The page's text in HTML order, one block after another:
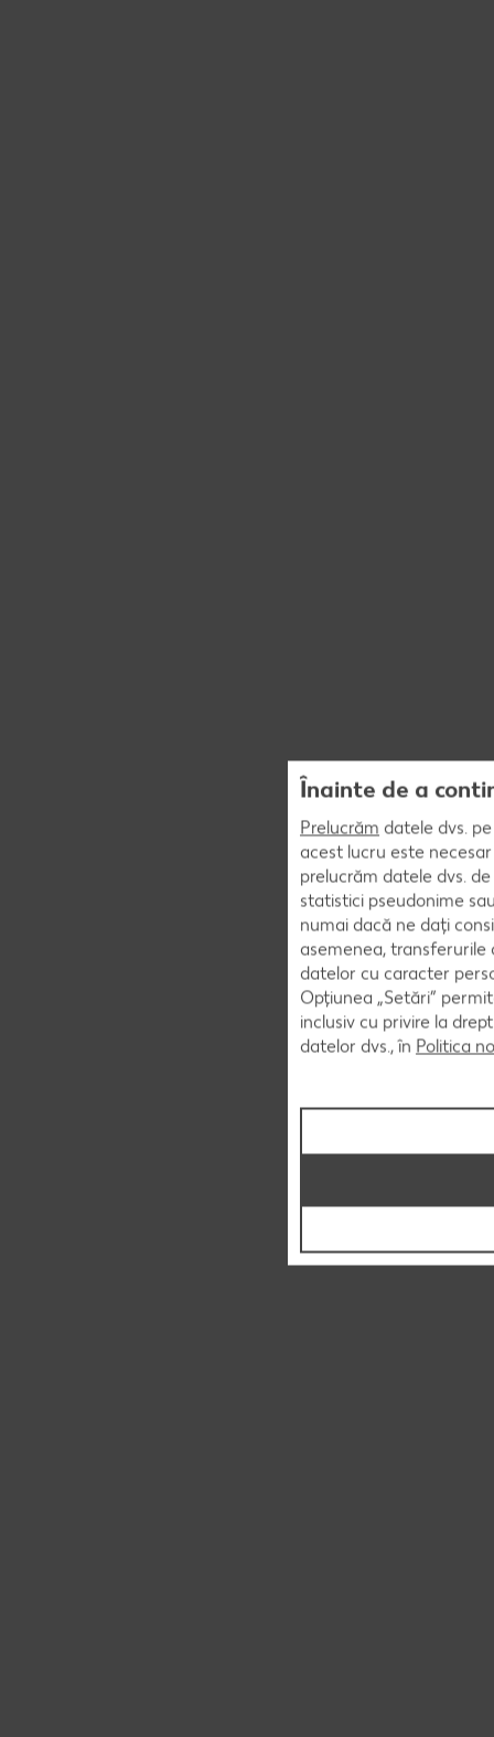
Înainte de a
Prelucrăm datele dvs.
acest lucru este
prelucrăm datele dvs.
statistici pseudonime
numai dacă ne dați
asemenea,
datelor cu caracter
Opțiunea „Setări”
inclusiv cu privire la
datelor dvs., în Politica